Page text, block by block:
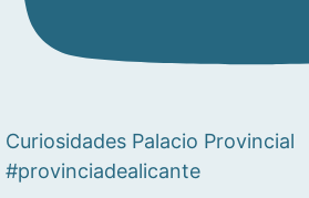
Curiosidades Palacio Provincial
#provinciadealicante